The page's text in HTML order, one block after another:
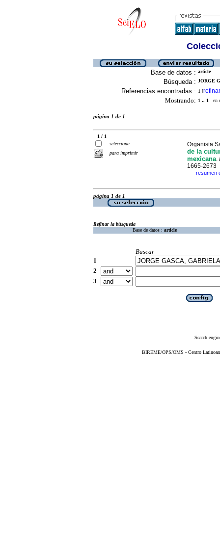
Base de datos : article
Búsqueda : JORGE
Referencias encontradas : 1 [refinar
Mostrando: 1 .. 1 en
página 1 de 1
1 / 1
selecciona
para imprimir
Organista
de la
mexicana.
1665-2673
· resumen
página 1 de 1
Refinar la búsqueda
Base de datos : article
Buscar
1
2
3
Search
BIREME/OPS/OMS - Centro